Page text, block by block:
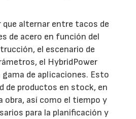
que alternar entre tacos de
de acero en función del
el escenario de
el HybridPower
gama de aplicaciones. Esto
de productos en stock, en
obra, así como el tiempo y
para la planificación y